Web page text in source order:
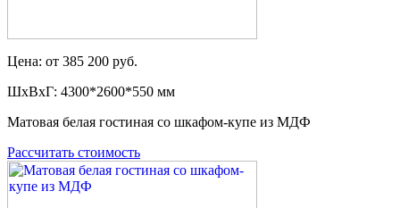
Цена: от 385 200 руб.
ШxВxГ: 4300*2600*550 мм
Матовая белая гостиная со шкафом-купе из МДФ
Рассчитать стоимость